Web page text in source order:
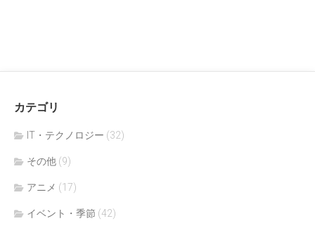
カテゴリ
IT・テクノロジー (32)
その他 (9)
アニメ (17)
イベント・季節 (42)